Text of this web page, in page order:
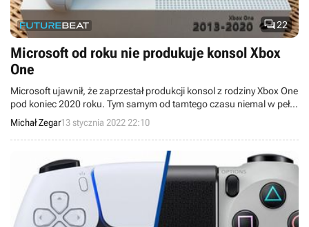
22
Microsoft od roku nie produkuje konsol Xbox
One
Microsoft ujawnił, że zaprzestał produkcji konsol z rodziny Xbox One
pod koniec 2020 roku. Tym samym od tamtego czasu niemal w pełni
– w przeciwieństwie do postawy Sony – skupia się na wytwarzaniu
sprzętu dziewiątej generacji.
Michał Zegar13 stycznia 2022 22:10